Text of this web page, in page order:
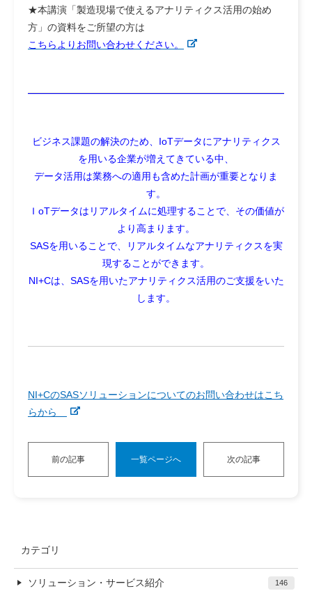
★本講演 「製造現場で使えるアナリティクス活用の始め
方」 の資料をご所望の方は
こちらよりお問い合わせください。
ビジネス課題の解決のため、IoTデータにアナリティクス
を用いる企業が増えてきている中、
データ活用は業務への適用も含めた計画が重要となりま
す。
ＩoTデータはリアルタイムに処理することで、その価値が
より高まります。
SASを用いることで、リアルタイムなアナリティクスを実
現することができます。
NI+Cは、SASを用いたアナリティクス活用のご支援をいた
します。
NI+CのSASソリューションについてのお問い合わせはこち
らから
前の記事 一覧ページへ 次の記事
カテゴリ
ソリューション・サービス紹介 146